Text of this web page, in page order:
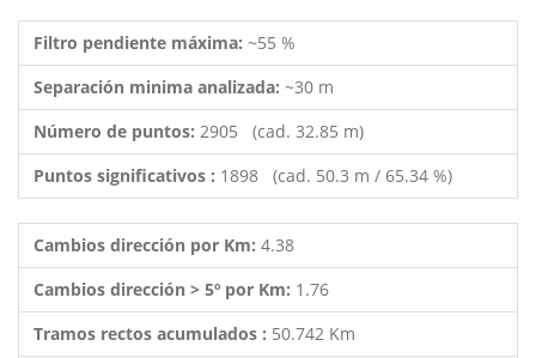
Filtro pendiente máxima: ~55 %
Separación minima analizada: ~30 m
Número de puntos: 2905 (cad. 32.85 m)
Puntos significativos : 1898 (cad. 50.3 m / 65.34 %)
Cambios dirección por Km: 4.38
Cambios dirección > 5º por Km: 1.76
Tramos rectos acumulados : 50.742 Km